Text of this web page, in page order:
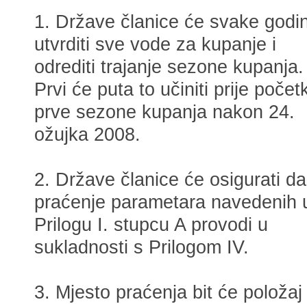
1. Države članice će svake
utvrditi sve vode za kupanje i
odrediti trajanje sezone kupanja.
Prvi će puta to učiniti prije
prve sezone kupanja nakon 24.
ožujka 2008.
2. Države članice će osigurati
praćenje parametara navedenih
Prilogu I. stupcu A provodi u
sukladnosti s Prilogom IV.
3. Mjesto praćenja bit će položaj